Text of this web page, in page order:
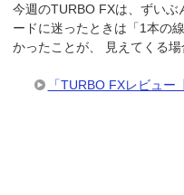
今週のTURBO FXは、ずい
ードに迷ったときは「1本の
かったことが、 見えてくる
「TURBO FXレビュ